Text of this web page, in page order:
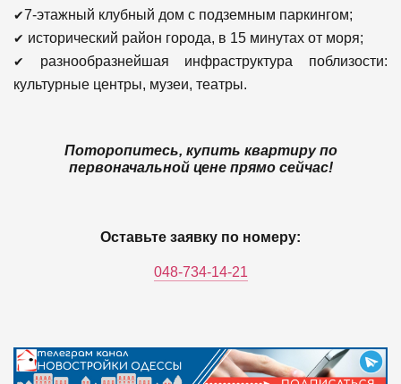
✔7-этажный клубный дом с подземным паркингом;
✔ исторический район города, в 15 минутах от моря;
✔
разнообразнейшая инфраструктура поблизости:
культурные центры, музеи, театры.
Поторопитесь, купить квартиру по
первоначальной цене прямо сейчас!
Оставьте заявку по номеру:
048-734-14-21